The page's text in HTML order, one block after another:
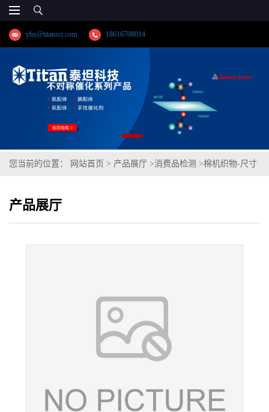
yhx@titansci.com 18616708014
您当前的位置： 网站首页 > 产品展厅 >消费品检测 >棉机织物-尺寸
产品展厅